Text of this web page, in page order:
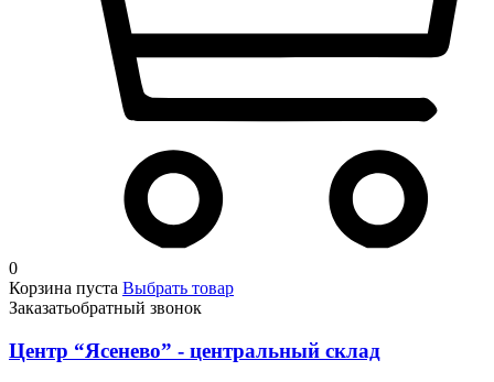
0
Корзина пуста Выбрать товар
Заказатьобратный звонок
Центр “Ясенево” - центральный склад